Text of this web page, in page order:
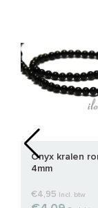
Onyx kralen
4mm
€4,95 Incl. btw